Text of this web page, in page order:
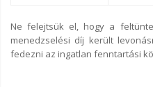
Ne felejtsük el, hogy a
menedzselési díj került
fedezni az ingatlan fenntartási